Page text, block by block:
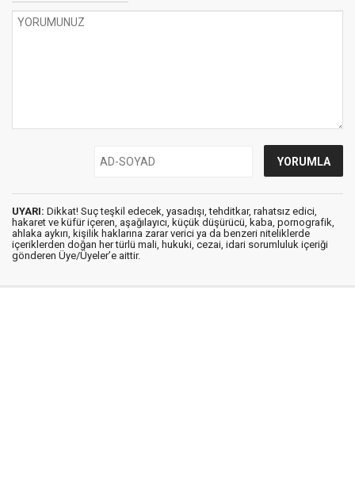
UYARI: Dikkat! Suç teşkil edecek, yasadışı, tehditkar, rahatsız edici,
hakaret ve küfür içeren, aşağılayıcı, küçük düşürücü, kaba, pornografik,
ahlaka aykırı, kişilik haklarına zarar verici ya da benzeri niteliklerde
içeriklerden doğan her türlü mali, hukuki, cezai, idari sorumluluk içeriği
gönderen Üye/Üyeler’e aittir.